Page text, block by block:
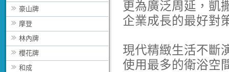
豪山牌
摩登
林內牌
櫻花牌
和成
更為廣泛周延，凱
企業成長的最好對
現代精緻生活不斷
使用最多的衛浴空